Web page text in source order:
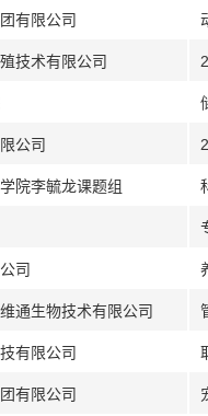
有限公司
技术有限公司
公司
院李毓龙课题组
司
通生物技术有限公司
有限公司
有限公司